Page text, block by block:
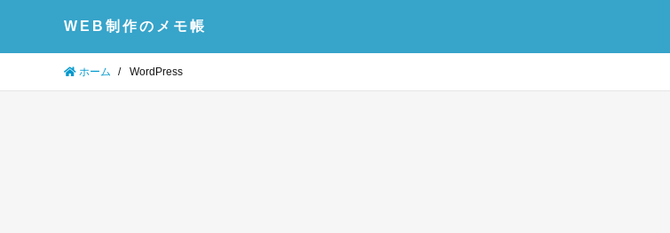
WEB制作のメモ帳
ホーム / WordPress